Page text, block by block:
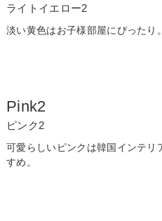
ライトイエロー2
淡い黄色はお子様部屋にぴったり。
Pink2
ピンク2
可愛らしいピンクは韓国インテリ
すめ。